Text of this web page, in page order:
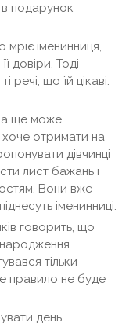
в подарунок
мріє іменинниця,
довіри. Тоді
речі, що їй цікаві.
ще може
хоче отримати на
дівчинці
лист бажань і
Вони вже
іменинниці.
говорить, що
тільки
правило не буде
день